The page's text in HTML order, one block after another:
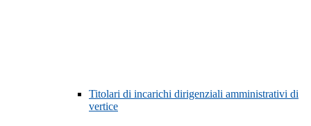
Titolari di incarichi dirigenziali amministrativi di
vertice